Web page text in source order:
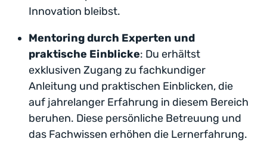
Innovation bleibst.
Mentoring durch Experten und
praktische Einblicke: Du erhältst
exklusiven Zugang zu fachkundiger
Anleitung und praktischen Einblicken, die
auf jahrelanger Erfahrung in diesem Bereich
beruhen. Diese persönliche Betreuung und
das Fachwissen erhöhen die Lernerfahrung.